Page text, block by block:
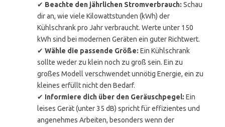
✔ Beachte den jährlichen Stromverbrauch: Schau
dir an, wie viele Kilowattstunden (kWh) der
Kühlschrank pro Jahr verbraucht. Werte unter 150
kWh sind bei modernen Geräten ein guter Richtwert.
✔ Wähle die passende Größe: Ein Kühlschrank
sollte weder zu klein noch zu groß sein. Ein zu
großes Modell verschwendet unnötig Energie, ein zu
kleines erfüllt nicht den Bedarf.
✔ Informiere dich über den Geräuschpegel: Ein
leises Gerät (unter 35 dB) spricht für effizientes und
angenehmes Arbeiten, besonders wenn der